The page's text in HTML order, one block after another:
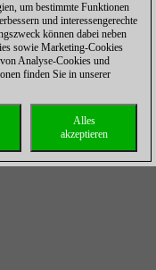
um bestimmte Funktionen
und interessengerechte
können dabei neben
sowie Marketing-Cookies
Analyse-Cookies und
finden Sie in unserer
Alles
akzeptieren